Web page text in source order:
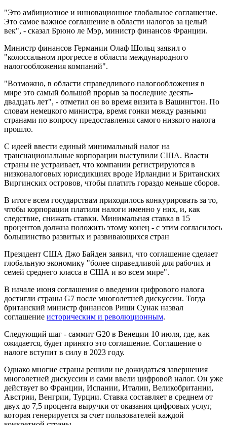
"Это амбициозное и инновационное глобальное соглашение.
Это самое важное соглашение в области налогов за целый
век", - сказал Брюно ле Мэр, министр финансов Франции.
Министр финансов Германии Олаф Шольц заявил о
"колоссальном прогрессе в области международного
налогообложения компаний".
"Возможно, в области справедливого налогообложения в
мире это самый большой прорыв за последние десять-
двадцать лет", - отметил он во время визита в Вашингтон. По
словам немецкого министра, время гонки между разными
странами по вопросу предоставления самого низкого налога
прошло.
С идеей ввести единый минимальный налог на
транснациональные корпорации выступили США. Власти
страны не устраивает, что компании регистрируются в
низконалоговых юрисдикциях вроде Ирландии и Британских
Виргинских островов, чтобы платить гораздо меньше сборов.
В итоге всем государствам приходилось конкурировать за то,
чтобы корпорации платили налоги именно у них, и, как
следствие, снижать ставки. Минимальная ставка в 15
процентов должна положить этому конец - с этим согласилось
большинство развитых и развивающихся стран
Президент США Джо Байден заявил, что соглашение сделает
глобальную экономику "более справедливой для рабочих и
семей среднего класса в США и во всем мире".
В начале июня соглашения о введении цифрового налога
достигли страны G7 после многолетней дискуссии. Тогда
британский министр финансов Риши Сунак назвал
соглашение историческим и революционным.
Следующий шаг - саммит G20 в Венеции 10 июля, где, как
ожидается, будет принято это соглашение. Соглашение о
налоге вступит в силу в 2023 году.
Однако многие страны решили не дожидаться завершения
многолетней дискуссии и сами ввели цифровой налог. Он уже
действует во Франции, Испании, Италии, Великобритании,
Австрии, Венгрии, Турции. Ставка составляет в среднем от
двух до 7,5 процента выручки от оказания цифровых услуг,
которая генерируется за счет пользователей каждой